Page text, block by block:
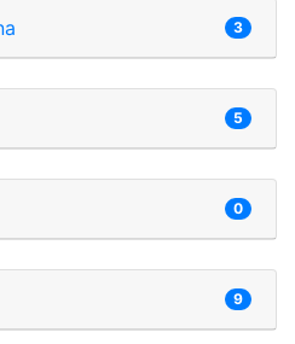
3
5
0
9